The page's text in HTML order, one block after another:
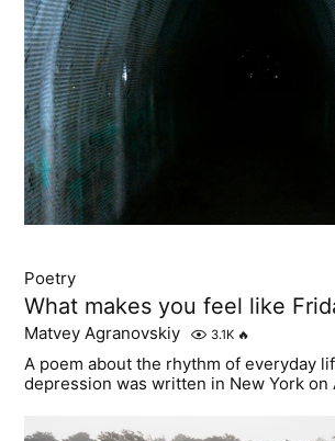
Poetry
What makes you feel like
Matvey Agranovskiy 3.1K 🔥
A poem about the rhythm of everyday
depression was written in New York on